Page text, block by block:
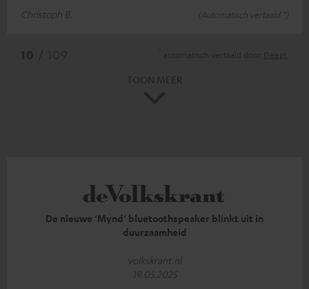
Christoph B.
(Automatisch vertaald *)
De nieuwe ‘Mynd’ bluetoothspeaker blinkt uit in
duurzaamheid
volkskrant.nl
19.05.2025